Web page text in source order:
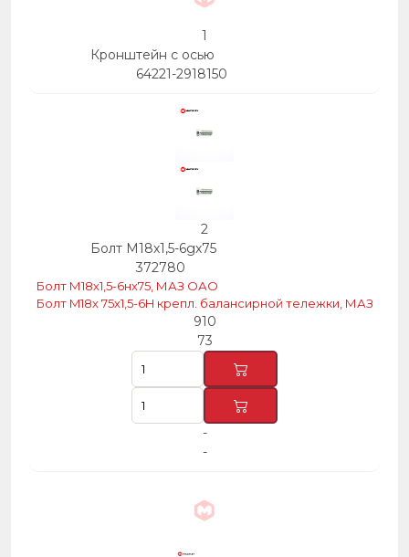
1
Кронштейн с осью
64221-2918150
2
Болт М18х1,5-6gх75
372780
Болт М18х1,5-6нх75, МАЗ ОАО
Болт M18х 75х1,5-6H крепл. балансирной тележки, МАЗ
910
73
-
-